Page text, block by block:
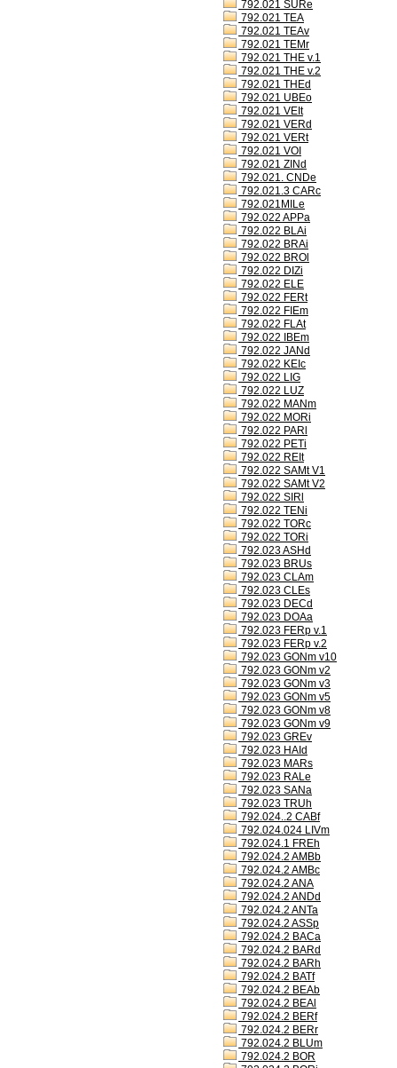
792.021 SURe
792.021 TEA
792.021 TEAv
792.021 TEMr
792.021 THE v.1
792.021 THE v.2
792.021 THEd
792.021 UBEo
792.021 VEIt
792.021 VERd
792.021 VERt
792.021 VOI
792.021 ZINd
792.021. CNDe
792.021.3 CARc
792.021MILe
792.022 APPa
792.022 BLAi
792.022 BRAi
792.022 BROl
792.022 DIZi
792.022 ELE
792.022 FERt
792.022 FIEm
792.022 FLAt
792.022 IBEm
792.022 JANd
792.022 KEIc
792.022 LIG
792.022 LUZ
792.022 MANm
792.022 MORi
792.022 PARl
792.022 PETi
792.022 REIt
792.022 SAMt V1
792.022 SAMt V2
792.022 SIRl
792.022 TENi
792.022 TORc
792.022 TORi
792.023 ASHd
792.023 BRUs
792.023 CLAm
792.023 CLEs
792.023 DECd
792.023 DOAa
792.023 FERp v.1
792.023 FERp v.2
792.023 GONm v10
792.023 GONm v2
792.023 GONm v3
792.023 GONm v5
792.023 GONm v8
792.023 GONm v9
792.023 GREv
792.023 HAId
792.023 MARs
792.023 RALe
792.023 SANa
792.023 TRUh
792.024..2 CABf
792.024.024 LIVm
792.024.1 FREh
792.024.2 AMBb
792.024.2 AMBc
792.024.2 ANA
792.024.2 ANDd
792.024.2 ANTa
792.024.2 ASSp
792.024.2 BACa
792.024.2 BARd
792.024.2 BARh
792.024.2 BATf
792.024.2 BEAb
792.024.2 BEAl
792.024.2 BERf
792.024.2 BERr
792.024.2 BLUm
792.024.2 BOR